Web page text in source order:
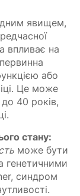
явищем,
впливає на
або
Це може
40 років,
стану:
може бути
генетичними
синдром